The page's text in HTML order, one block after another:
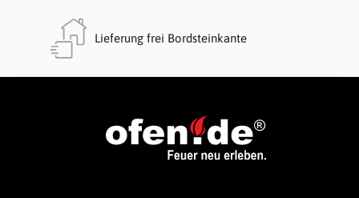
Lieferung frei Bordsteinkante